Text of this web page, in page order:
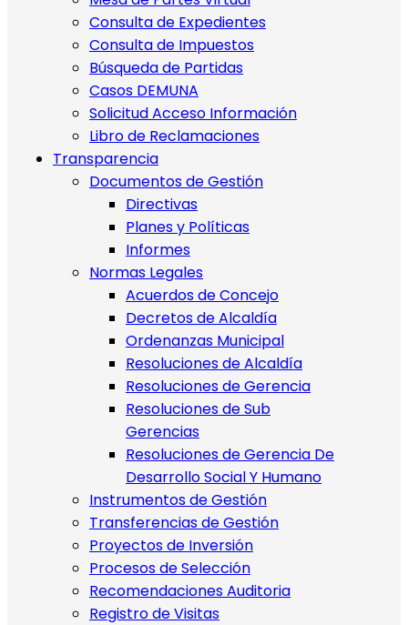
Consulta de Expedientes
Consulta de Impuestos
Búsqueda de Partidas
Casos DEMUNA
Solicitud Acceso Información
Libro de Reclamaciones
Transparencia
Documentos de Gestión
Directivas
Planes y Políticas
Informes
Normas Legales
Acuerdos de Concejo
Decretos de Alcaldía
Ordenanzas Municipal
Resoluciones de Alcaldía
Resoluciones de Gerencia
Resoluciones de Sub
Gerencias
Resoluciones de Gerencia De
Desarrollo Social Y Humano
Instrumentos de Gestión
Transferencias de Gestión
Proyectos de Inversión
Procesos de Selección
Recomendaciones Auditoria
Registro de Visitas